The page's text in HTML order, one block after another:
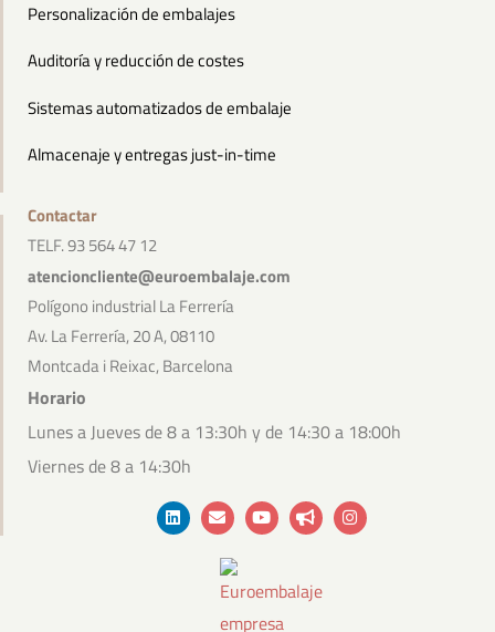
Personalización de embalajes
Auditoría y reducción de costes
Sistemas automatizados de embalaje
Almacenaje y entregas just-in-time
Contactar
TELF. 93 564 47 12
atencioncliente@euroembalaje.com
Polígono industrial La Ferrería
Av. La Ferrería, 20 A, 08110
Montcada i Reixac, Barcelona
Horario
Lunes a Jueves de 8 a 13:30h y de 14:30 a 18:00h
Viernes de 8 a 14:30h